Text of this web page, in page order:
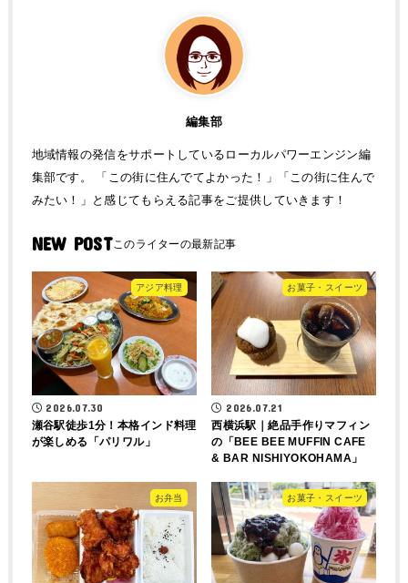
編集部
地域情報の発信をサポートしているローカルパワーエンジン編
集部です。 「この街に住んでてよかった！」「この街に住んで
みたい！」と感じてもらえる記事をご提供していきます！
NEW POST
アジア料理
2026.07.30
瀬谷駅徒歩1分！本格インド料理
が楽しめる「パリワル」
お菓子・スイーツ
2026.07.21
西横浜駅｜絶品手作りマフィン
の「BEE BEE MUFFIN CAFE
& BAR NISHIYOKOHAMA」
お弁当 お菓子・スイーツ